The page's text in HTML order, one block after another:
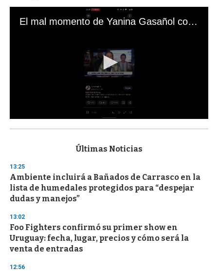
El mal momento de Yanina Gasañol con un hincha argentino en "Subrayado"
s
d
s
o
f
3
s
e
c
o
n
Últimas Noticias
13:25
Ambiente incluirá a Bañados de Carrasco en la
lista de humedales protegidos para “despejar
dudas y manejos”
13:02
Foo Fighters confirmó su primer show en
Uruguay: fecha, lugar, precios y cómo será la
venta de entradas
12:56